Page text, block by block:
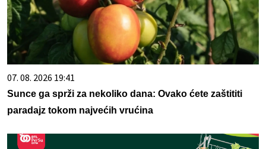
07. 08. 2026 19:41
Sunce ga sprži za nekoliko dana: Ovako ćete zaštititi
paradajz tokom najvećih vrućina